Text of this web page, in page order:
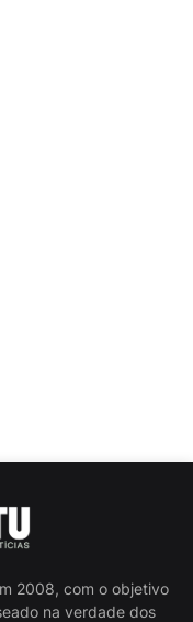
2008, com o objetivo
na verdade dos